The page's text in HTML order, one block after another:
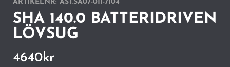
ARTIKELNR: AST.SA07-011-7104
SHA 140.0 BATTERIDRIVEN
LÖVSUG
4640kr